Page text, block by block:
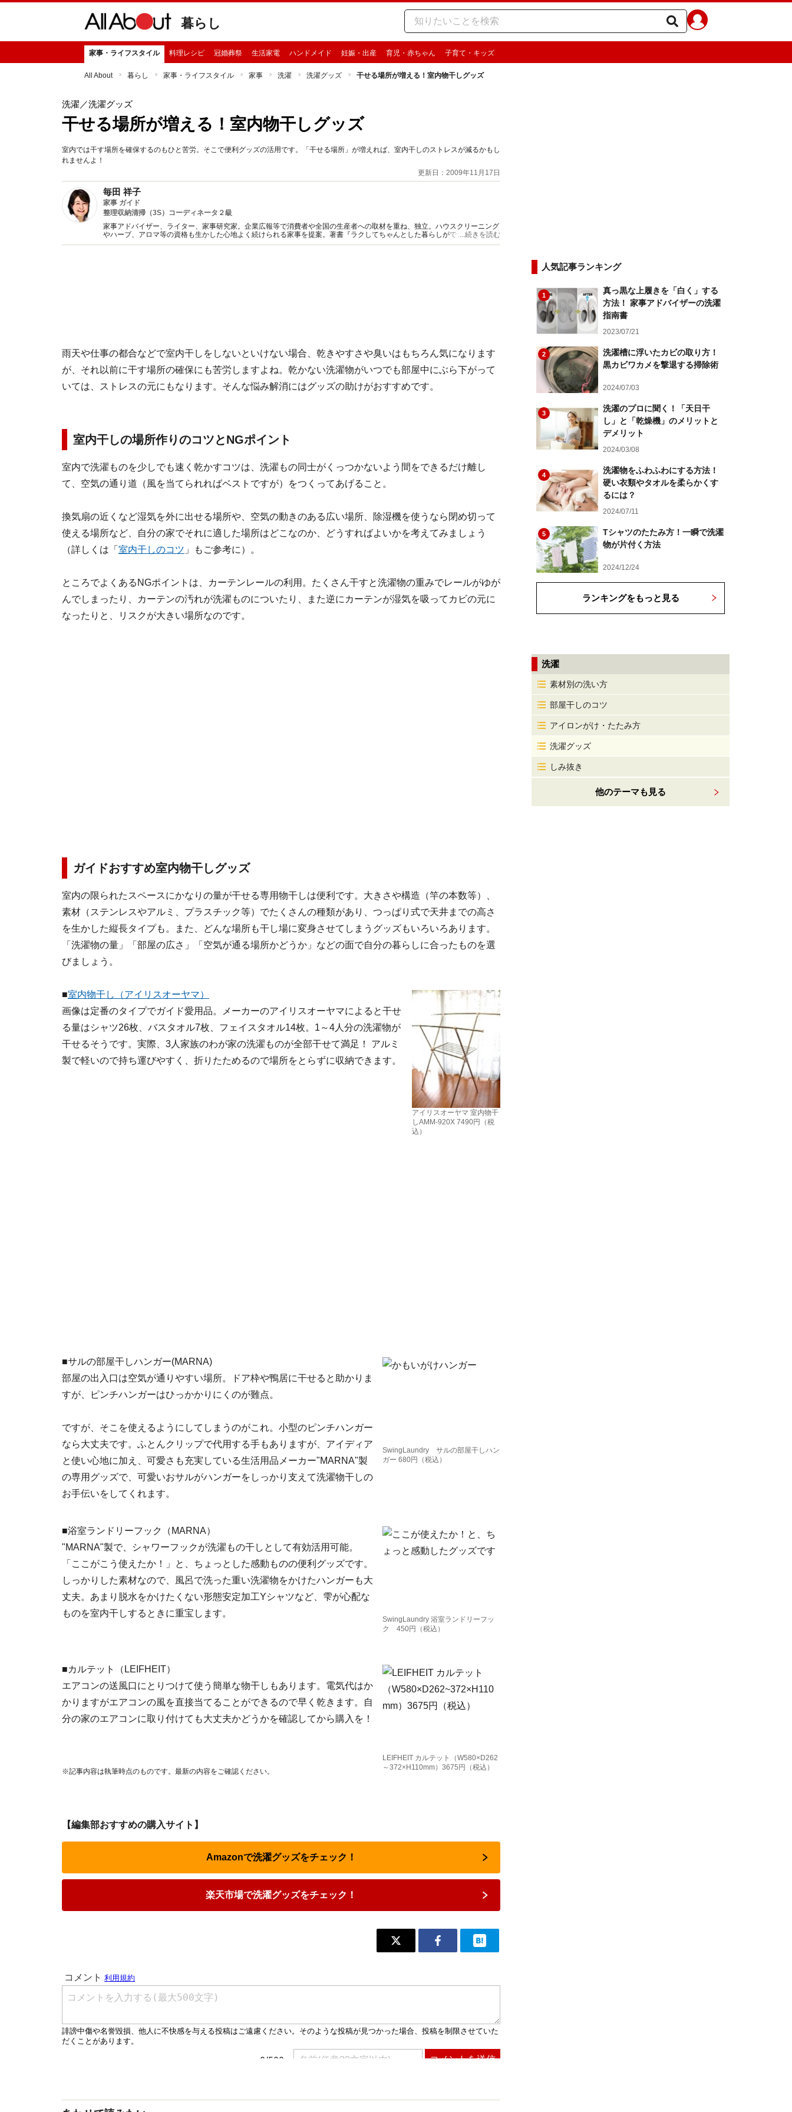
暮らし
家事・ライフスタイル 料理レシピ 冠婚葬祭 生活家電 ハンドメイド 妊娠・出産 育児・赤ちゃん 子育て・キッズ
All About 暮らし 家事・ライフスタイル 家事 洗濯 洗濯グッズ 干せる場所が増える！室内物干しグッズ
洗濯 ／洗濯グッズ
干せる場所が増える！室内物干しグッズ
室内では干す場所を確保するのもひと苦労。そこで便利グッズの活用です。「干せる場所」が増えれば、室内干しのストレスが減るかもし
れませんよ！
更新日：2009年11月17日
毎田 祥子
家事 ガイド
整理収納清掃（3S）コーディネータ２級
家事アドバイザー、ライター、家事研究家。企業広報等で消費者や全国の生産者への取材を重ね、独立。ハウスクリーニング
やハーブ、アロマ等の資格も生かした心地よく続けられる家事を提案。著書『ラクしてちゃんとした暮らしができる“朝だけ
家事”』、監修『おばあちゃんの歳時記暮らしの知恵』等。新聞雑誌TV等出演多数。
...続きを読む
雨天や仕事の都合などで室内干しをしないといけない場合、乾きやすさや臭いはもちろん気になります
が、それ以前に干す場所の確保にも苦労しますよね。乾かない洗濯物がいつでも部屋中にぶら下がって
いては、ストレスの元にもなります。そんな悩み解消にはグッズの助けがおすすめです。
室内干しの場所作りのコツとNGポイント
室内で洗濯ものを少しでも速く乾かすコツは、洗濯もの同士がくっつかないよう間をできるだけ離し
て、空気の通り道（風を当てられればベストですが）をつくってあげること。
換気扇の近くなど湿気を外に出せる場所や、空気の動きのある広い場所、除湿機を使うなら閉め切って
使える場所など、自分の家でそれに適した場所はどこなのか、どうすればよいかを考えてみましょう
（詳しくは「 室内干しのコツ 」もご参考に）。
ところでよくあるNGポイントは、カーテンレールの利用。たくさん干すと洗濯物の重みでレールがゆが
んでしまったり、カーテンの汚れが洗濯ものについたり、また逆にカーテンが湿気を吸ってカビの元に
なったりと、リスクが大きい場所なのです。
ガイドおすすめ室内物干しグッズ
室内の限られたスペースにかなりの量が干せる専用物干しは便利です。大きさや構造（竿の本数等）、
素材（ステンレスやアルミ、プラスチック等）でたくさんの種類があり、つっぱり式で天井までの高さ
を生かした縦長タイプも。また、どんな場所も干し場に変身させてしまうグッズもいろいろあります。
「洗濯物の量」「部屋の広さ」「空気が通る場所かどうか」などの面で自分の暮らしに合ったものを選
びましょう。
■室内物干し（アイリスオーヤマ）
アイリスオーヤマ 室内物干
しAMM-920X 7490円（税
込）
画像は定番のタイプでガイド愛用品。メーカーのアイリスオーヤマによると干せ
る量はシャツ26枚、バスタオル7枚、フェイスタオル14枚。1～4人分の洗濯物が
干せるそうです。実際、3人家族のわが家の洗濯ものが全部干せて満足！ アルミ
製で軽いので持ち運びやすく、折りたためるので場所をとらずに収納できます。
SwingLaundry サルの部屋干しハン
ガー 680円（税込）
■サルの部屋干しハンガー(MARNA)
部屋の出入口は空気が通りやすい場所。ドア枠や鴨居に干せると助かりま
すが、ピンチハンガーはひっかかりにくのが難点。
ですが、そこを使えるようにしてしまうのがこれ。小型のピンチハンガー
なら大丈夫です。ふとんクリップで代用する手もありますが、アイディア
と使い心地に加え、可愛さも充実している生活用品メーカー"MARNA"製
の専用グッズで、可愛いおサルがハンガーをしっかり支えて洗濯物干しの
お手伝いをしてくれます。
■浴室ランドリーフック（MARNA）
SwingLaundry 浴室ランドリーフッ
ク 450円（税込）
"MARNA"製で、シャワーフックが洗濯もの干しとして有効活用可能。
「ここがこう使えたか！」と、ちょっとした感動ものの便利グッズです。
しっかりした素材なので、風呂で洗った重い洗濯物をかけたハンガーも大
丈夫。あまり脱水をかけたくない形態安定加工Yシャツなど、雫が心配な
ものを室内干しするときに重宝します。
LEIFHEIT カルテット（W580×D262
～372×H110mm）3675円（税込）
■カルテット（LEIFHEIT）
エアコンの送風口にとりつけて使う簡単な物干しもあります。電気代はか
かりますがエアコンの風を直接当てることができるので早く乾きます。自
分の家のエアコンに取り付けても大丈夫かどうかを確認してから購入を！
※記事内容は執筆時点のものです。最新の内容をご確認ください。
【編集部おすすめの購入サイト】
Amazonで洗濯グッズをチェック！
楽天市場で洗濯グッズをチェック！
人気記事ランキング
1
真っ黒な上履きを「白く」する
方法！ 家事アドバイザーの洗濯
指南書
2023/07/21
2
洗濯槽に浮いたカビの取り方！
黒カビワカメを撃退する掃除術
2024/07/03
3
洗濯のプロに聞く！「天日干
し」と「乾燥機」のメリットと
デメリット
2024/03/08
4
洗濯物をふわふわにする方法！
硬い衣類やタオルを柔らかくす
るには？
2024/07/11
5
Tシャツのたたみ方！一瞬で洗濯
物が片付く方法
2024/12/24
ランキングをもっと見る
洗濯
素材別の洗い方
部屋干しのコツ
アイロンがけ・たたみ方
洗濯グッズ
しみ抜き
他のテーマも見る